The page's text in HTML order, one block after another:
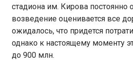
стадиона им. Кирова постоянно
возведение оценивается все
ожидалось, что придется
однако к настоящему моменту
до 900 млн.